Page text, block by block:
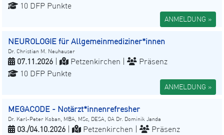
10 DFP Punkte
ANMELDUNG »
NEUROLOGIE für Allgemeinmediziner*innen
Dr. Christian M. Neuhauser
07.11.2026 Petzenkirchen |
Präsenz
10 DFP Punkte
ANMELDUNG »
MEGACODE - Notärzt*innenrefresher
Dr. Karl-Peter Koban, MBA, MSc, DESA, OA Dr. Dominik Janda
03./04.10.2026 Petzenkirchen | Präsenz